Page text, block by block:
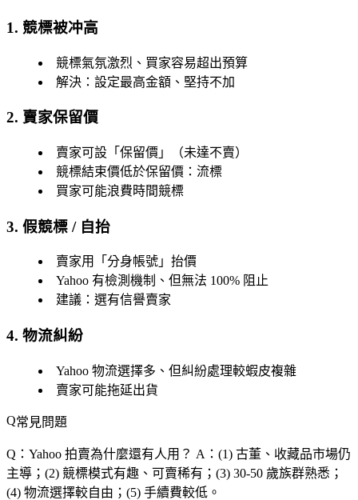
1. 競標被冲高
競標氣氛激烈、買家容易超出預算
解決：設定最高金額、堅持不加
2. 賣家保留價
賣家可設「保留價」（未達不賣）
競標結束價低於保留價：流標
買家可能浪費時間競標
3. 假競標 / 自抬
賣家用「分身帳號」抬價
Yahoo 有檢測機制、但無法 100% 阻止
建議：選有信譽賣家
4. 物流糾紛
Yahoo 物流選擇多、但糾紛處理較蝦皮複雜
賣家可能拖延出貨
常見問題
Q：Yahoo 拍賣為什麼還有人用？ A：(1) 古董、收藏品市場仍
主導；(2) 競標模式有趣、可賣稀有；(3) 30-50 歲族群熟悉；
(4) 物流選擇較自由；(5) 手續費較低。